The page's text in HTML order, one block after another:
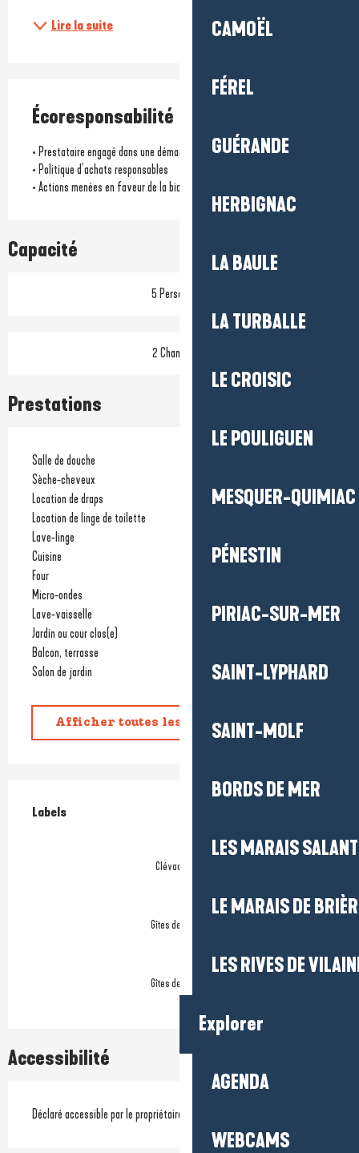
CAMOËL
FÉREL
GUÉRANDE
HERBIGNAC
LA BAULE
LA TURBALLE
LE CROISIC
LE POULIGUEN
MESQUER-QUIMIAC
PÉNESTIN
PIRIAC-SUR-MER
SAINT-LYPHARD
SAINT-MOLF
BORDS DE MER
LES MARAIS
LE MARAIS DE
LES RIVES DE
Explorer
AGENDA
WEBCAMS
Lire la suite
Écoresponsabilité
• Prestataire engagé dans une démarche écoresponsable
• Politique d’achats responsables
• Actions menées en faveur de la biodiversité locale
Capacité
5 Personne(s)
2 Chambre(s)
Prestations
Salle de douche
Sèche-cheveux
Location de draps
Location de linge de toilette
Lave-linge
Cuisine
Four
Micro-ondes
Lave-vaisselle
Jardin ou cour clos(e)
Balcon, terrasse
Salon de jardin
Afficher toutes les prestations
Offres de prestations
Labels
Labels
Clévacances
Gîtes de France
Gîtes de France
Accessibilité
Déclaré accessible par le propriétaire